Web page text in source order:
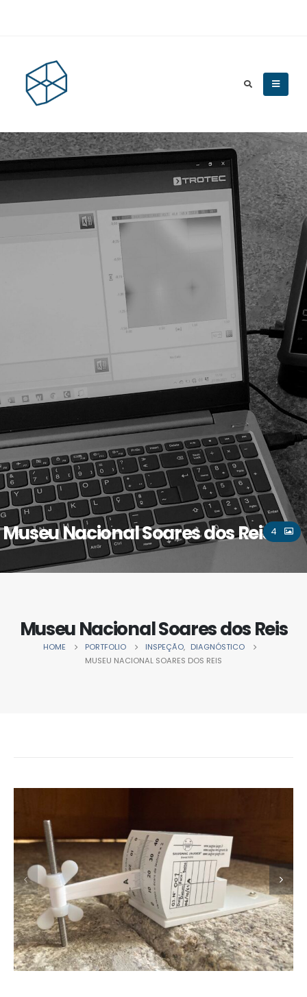
Museu Nacional Soares dos Reis 4
Museu Nacional Soares dos Reis
HOME PORTFOLIO INSPEÇÃO, DIAGNÓSTICO
MUSEU NACIONAL SOARES DOS REIS